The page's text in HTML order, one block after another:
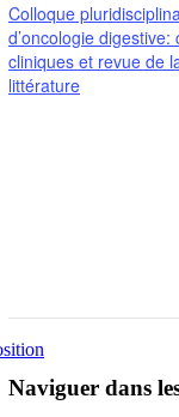
Colloque
d’oncologie digestive:
cliniques et revue de
littérature
Naviguer dans